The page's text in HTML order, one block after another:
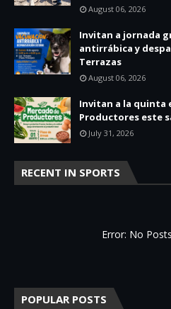
August 06, 2026
Invitan a jornada
antirrábica y
Terrazas
August 06, 2026
Invitan a la quinta
Productores este
July 31, 2026
RECENT IN SPORTS
Error: No
POPULAR POSTS